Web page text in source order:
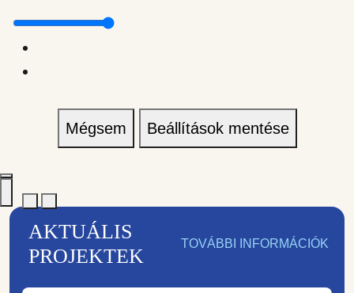
Mégsem Beállítások mentése
AKTUÁLIS
PROJEKTEK
TOVÁBBI INFORMÁCIÓK